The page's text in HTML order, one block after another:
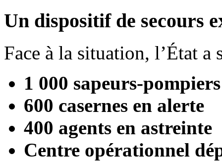
Un dispositif de secours
Face à la situation, l’État
1 000 sapeurs-
600 casernes en alerte
400 agents en astreinte
Centre opérationnel